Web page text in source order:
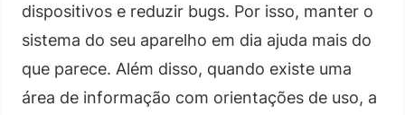
dispositivos e reduzir bugs. Por isso, manter o
sistema do seu aparelho em dia ajuda mais do
que parece. Além disso, quando existe uma
área de informação com orientações de uso, a